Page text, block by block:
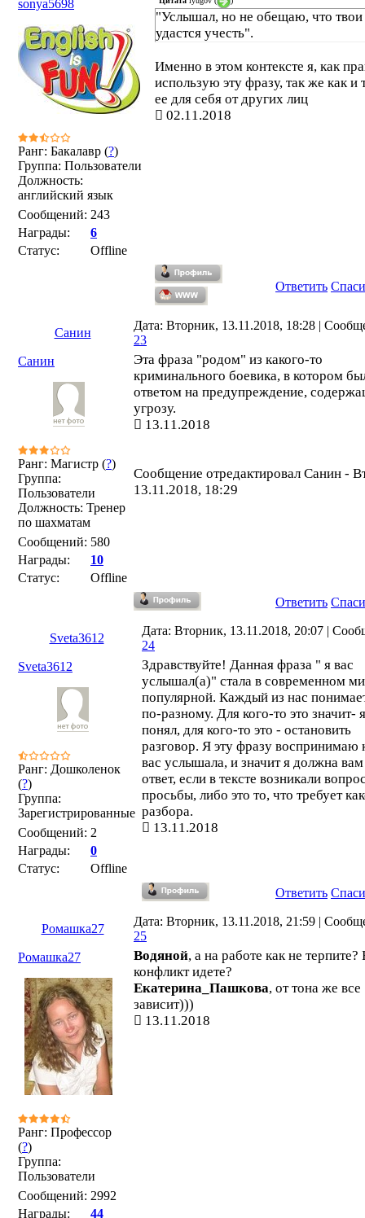
sonya5698
Ранг: Бакалавр (?)
Группа: Пользователи
Должность:
английский язык
Сообщений: 243
Награды:
6
Статус:
Offline
"Услышал, но не обещаю, что твои
удастся учесть".
Именно в этом контексте я, как
использую эту фразу, так же как и
ее для себя от других лиц
02.11.2018
Ответить
Санин
Дата: Вторник, 13.11.2018, 18:28 |
23
Санин
Ранг: Магистр (?)
Группа:
Пользователи
Должность: Тренер
по шахматам
Сообщений: 580
Награды:
10
Статус:
Offline
Эта фраза "родом" из какого-то
криминального боевика, в котором
ответом на предупреждение,
угрозу.
13.11.2018
Сообщение отредактировал Санин -
13.11.2018, 18:29
Ответить
Sveta3612
Дата: Вторник, 13.11.2018, 20:07 |
24
Sveta3612
Ранг: Дошколенок
(?)
Группа:
Зарегистрированные
Сообщений: 2
Награды:
0
Статус:
Offline
Здравствуйте! Данная фраза " я вас
услышал(а)" стала в современном
популярной. Каждый из нас
по-разному. Для кого-то это значит-
понял, для кого-то это - остановить
разговор. Я эту фразу воспринимаю
вас услышала, и значит я должна вам
ответ, если в тексте возникали
просьбы, либо это то, что требует
разбора.
13.11.2018
Ответить
Ромашка27
Дата: Вторник, 13.11.2018, 21:59 |
25
Ромашка27
Ранг: Профессор
(?)
Группа:
Пользователи
Сообщений: 2992
Награды:
44
Водяной, а на работе как не терпите?
конфликт идете?
Екатерина_Пашкова, от тона же все
зависит)))
13.11.2018